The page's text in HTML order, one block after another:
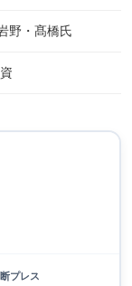
野・髙橋氏
プレス